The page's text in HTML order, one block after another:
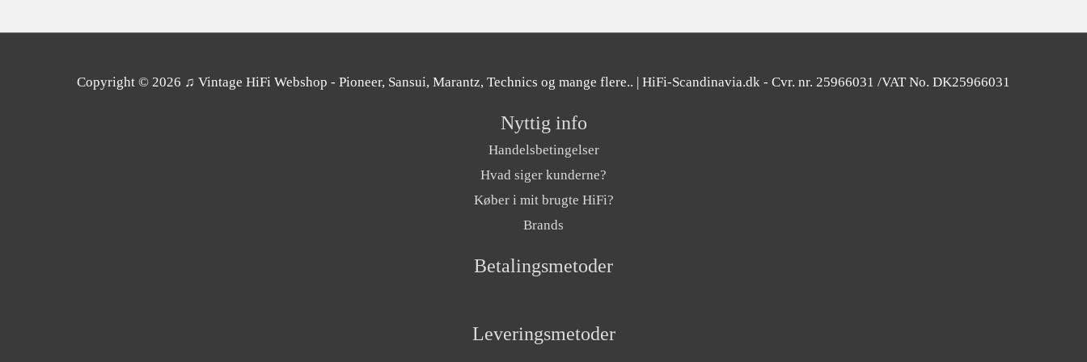
Copyright © 2026 ♫ Vintage HiFi Webshop - Pioneer, Sansui, Marantz, Technics og mange flere.. | HiFi-Scandinavia.dk - Cvr. nr. 25966031 /VAT No. DK25966031
Nyttig info
Handelsbetingelser
Hvad siger kunderne?
Køber i mit brugte HiFi?
Brands
Betalingsmetoder
Leveringsmetoder